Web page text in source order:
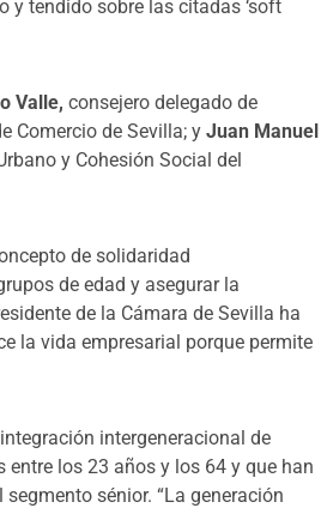
y tendido sobre las citadas ‘soft
Valle, consejero delegado de
Comercio de Sevilla; y Juan Manuel
y Cohesión Social del
de solidaridad
de edad y asegurar la
de la Cámara de Sevilla ha
la vida empresarial porque permite
intergeneracional de
los 23 años y los 64 y que han
sénior. “La generación